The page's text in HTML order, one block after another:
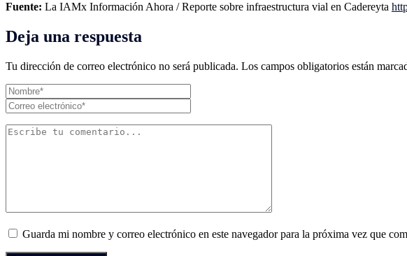
Fuente: La IAMx Información Ahora / Reporte sobre infraestructura vial en Cadereyta
Deja una respuesta
Tu dirección de correo electrónico no será publicada. Los campos obligatorios están
Guarda mi nombre y correo electrónico en este navegador para la próxima vez que